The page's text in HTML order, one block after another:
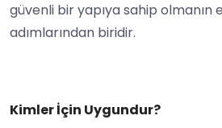
güvenli bir yapıya sahip olmanın
adımlarından biridir.
Kimler İçin Uygundur?